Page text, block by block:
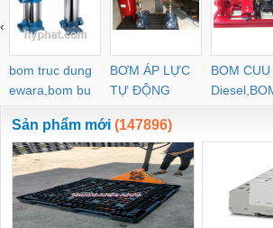
bom truc dung
ewara,bom bu
ewara
BƠM ÁP LỰC
TỰ ĐỘNG
BOM CUU
CHUA
‹
Sản phẩm mới (147896)